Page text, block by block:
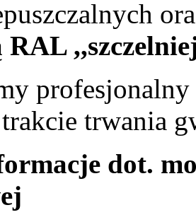
RAL
trwania
dot.